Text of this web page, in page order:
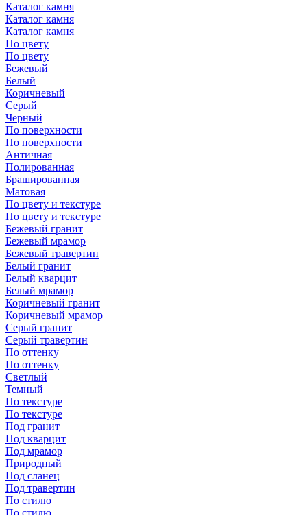
Каталог камня
Каталог камня
Каталог камня
По цвету
По цвету
Бежевый
Белый
Коричневый
Серый
Черный
По поверхности
По поверхности
Античная
Полированная
Брашированная
Матовая
По цвету и текстуре
По цвету и текстуре
Бежевый гранит
Бежевый мрамор
Бежевый травертин
Белый гранит
Белый кварцит
Белый мрамор
Коричневый гранит
Коричневый мрамор
Серый гранит
Серый травертин
По оттенку
По оттенку
Светлый
Темный
По текстуре
По текстуре
Под гранит
Под кварцит
Под мрамор
Природный
Под сланец
Под травертин
По стилю
По стилю